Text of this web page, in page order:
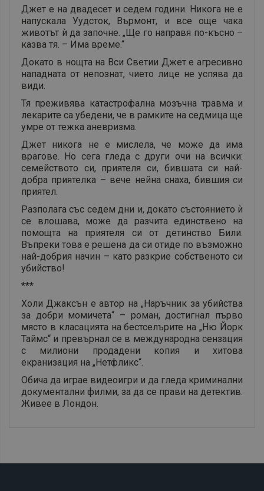
Джет е на двадесет и седем години. Никога не е
напускала Уудсток, Върмонт, и все още чака
животът ѝ да започне. „Ще го направя по-късно –
казва тя. – Има време.“
Докато в нощта на Вси Светии Джет е агресивно
нападната от непознат, чието лице не успява да
види.
Тя преживява катастрофална мозъчна травма и
лекарите са убедени, че в рамките на седмица ще
умре от тежка аневризма.
Джет никога не е мислела, че може да има
врагове. Но сега гледа с други очи на всички:
семейството си, приятеля си, бившата си най-
добра приятелка – вече нейна снаха, бившия си
приятел.
Разполага със седем дни и, докато състоянието ѝ
се влошава, може да разчита единствено на
помощта на приятеля си от детинство Били.
Въпреки това е решена да си отиде по възможно
най-добрия начин – като разкрие собственото си
убийство!
***
Холи Джаксън е автор на „Наръчник за убийства
за добри момичета“ – роман, достигнал първо
място в класацията на бестселърите на „Ню Йорк
Таймс“ и превърнал се в международна сензация
с милиони продадени копия и хитова
екранизация на „Нетфликс“.
Обича да играе видеоигри и да гледа криминални
документални филми, за да се прави на детектив.
Живее в Лондон.